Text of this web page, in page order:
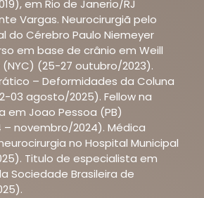
em Rio de Janerio/RJ
Vargas. Neurocirurgiã pelo
do Cérebro Paulo Niemeyer
em base de crânio em Weill
(25-27 outubro/2023).
– Deformidades da Coluna
03 agosto/2025). Fellow na
em Joao Pessoa (PB)
novembro/2024). Médica
no Hospital Municipal
Titulo de especialista em
Sociedade Brasileira de